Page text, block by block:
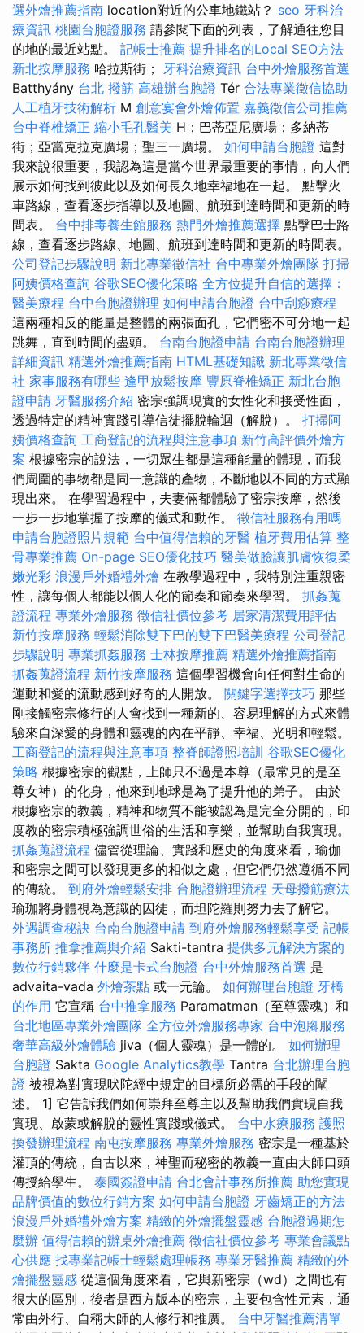
選外燴推薦指南 location附近的公車地鐵站？ seo 牙科治
療資訊 桃園台胞證服務 請參閱下面的列表，了解通往您目
的地的最近站點。 記帳士推薦 提升排名的Local SEO方法
新北按摩服務 哈拉斯街； 牙科治療資訊 台中外燴服務首選
Batthyány 台北 撥筋 高雄辦台胞證 Tér 合法專業徵信協助
人工植牙技術解析 M 創意宴會外燴佈置 嘉義徵信公司推薦
台中脊椎矯正 縮小毛孔醫美 H；巴蒂亞尼廣場；多納蒂
街；亞當克拉克廣場；聖三一廣場。 如何申請台胞證 這對
我來說很重要，我認為這是當今世界最重要的事情，向人們
展示如何找到彼此以及如何長久地幸福地在一起。 點擊火
車路線，查看逐步指導以及地圖、航班到達時間和更新的時
間表。 台中排毒養生館服務 熱門外燴推薦選擇 點擊巴士路
線，查看逐步路線、地圖、航班到達時間和更新的時間表。
公司登記步驟說明 新北專業徵信社 台中專業外燴團隊 打掃
阿姨價格查詢 谷歌SEO優化策略 全方位提升自信的選擇：
醫美療程 台中台胞證辦理 如何申請台胞證 台中刮痧療程
這兩種相反的能量是整體的兩張面孔，它們密不可分地一起
跳舞，直到時間的盡頭。 台南台胞證申請 台南台胞證辦理
詳細資訊 精選外燴推薦指南 HTML基礎知識 新北專業徵信
社 家事服務有哪些 逢甲放鬆按摩 豐原脊椎矯正 新北台胞
證申請 牙醫服務介紹 密宗強調現實的女性化和接受性面，
透過特定的精神實踐引導信徒擺脫輪迴（解脫）。 打掃阿
姨價格查詢 工商登記的流程與注意事項 新竹高評價外燴方
案 根據密宗的說法，一切眾生都是這種能量的體現，而我
們周圍的事物都是同一意識的產物，不斷地以不同的方式顯
現出來。 在學習過程中，夫妻倆都體驗了密宗按摩，然後
一步一步地掌握了按摩的儀式和動作。 徵信社服務有用嗎
申請台胞證照片規範 台中值得信賴的牙醫 植牙費用估算 整
骨專業推薦 On-page SEO優化技巧 醫美做臉讓肌膚恢復柔
嫩光彩 浪漫戶外婚禮外燴 在教學過程中，我特別注重親密
性，讓每個人都能以個人化的節奏和節奏來學習。 抓姦蒐
證流程 專業外燴服務 徵信社價位參考 居家清潔費用評估
新竹按摩服務 輕鬆消除雙下巴的雙下巴醫美療程 公司登記
步驟說明 專業抓姦服務 士林按摩推薦 精選外燴推薦指南
抓姦蒐證流程 新竹按摩服務 這個學習機會向任何對生命的
運動和愛的流動感到好奇的人開放。 關鍵字選擇技巧 那些
剛接觸密宗修行的人會找到一種新的、容易理解的方式來體
驗來自深愛的身體和靈魂的內在平靜、幸福、光明和輕鬆。
工商登記的流程與注意事項 整脊師證照培訓 谷歌SEO優化
策略 根據密宗的觀點，上師只不過是本尊（最常見的是至
尊女神）的化身，他來到地球是為了提升他的弟子。 由於
根據密宗的教義，精神和物質不能被認為是完全分開的，印
度教的密宗積極強調世俗的生活和享樂，並幫助自我實現。
抓姦蒐證流程 儘管從理論、實踐和歷史的角度來看，瑜伽
和密宗之間可以發現更多的相似之處，但它們仍然遵循不同
的傳統。 到府外燴輕鬆安排 台胞證辦理流程 天母撥筋療法
瑜珈將身體視為意識的囚徒，而坦陀羅則努力去了解它。
外遇調查秘訣 台南台胞證申請 到府外燴服務輕鬆享受 記帳
事務所 推拿推薦與介紹 Sakti-tantra 提供多元解決方案的
數位行銷夥伴 什麼是卡式台胞證 台中外燴服務首選 是
advaita-vada 外燴茶點 或一元論。 如何辦理台胞證 牙橋
的作用 它宣稱 台中推拿服務 Paramatman（至尊靈魂）和
台北地區專業外燴團隊 全方位外燴服務專家 台中泡腳服務
奢華高級外燴體驗 jiva（個人靈魂）是一體的。 如何辦理
台胞證 Sakta Google Analytics教學 Tantra 台北辦理台胞
證 被視為對實現吠陀經中規定的目標所必需的手段的闡
述。 1] 它告訴我們如何崇拜至尊主以及幫助我們實現自我
實現、啟蒙或解脫的靈性實踐或儀式。 台中水療服務 護照
換發辦理流程 南屯按摩服務 專業外燴服務 密宗是一種基於
灌頂的傳統，自古以來，神聖而秘密的教義一直由大師口頭
傳授給學生。 泰國簽證申請 台北會計事務所推薦 助您實現
品牌價值的數位行銷方案 如何申請台胞證 牙齒矯正的方法
浪漫戶外婚禮外燴方案 精緻的外燴擺盤靈感 台胞證過期怎
麼辦 值得信賴的辦桌外燴推薦 徵信社價位參考 專業會議點
心供應 找專業記帳士輕鬆處理帳務 專業牙醫推薦 精緻的外
燴擺盤靈感 從這個角度來看，它與新密宗（wd）之間也有
很大的區別，後者是西方版本的密宗，主要包含性元素，通
常由外行、自稱大師的人修行和推廣。 台中牙醫推薦清單